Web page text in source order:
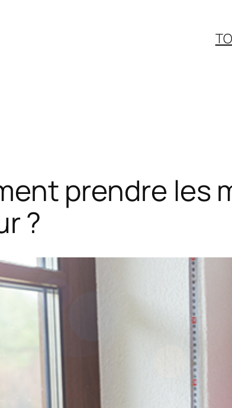
prendre les
?